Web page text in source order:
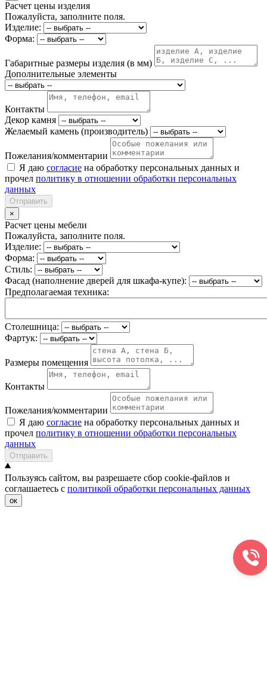
Расчет цены изделия
Пожалуйста, заполните поля.
Изделие:
Форма:
Габаритные размеры изделия (в мм)
Дополнительные элементы
Контакты
Декор камня
Желаемый камень (производитель)
Пожелания/комментарии
Я даю согласие на обработку персональных данных и
прочел политику в отношении обработки персональных
данных
Отправить
×
Расчет цены мебели
Пожалуйста, заполните поля.
Изделие:
Форма:
Стиль:
Фасад (наполнение дверей для шкафа-купе):
Предполагаемая техника:
Столешница:
Фартук:
Размеры помещения
Контакты
Пожелания/комментарии
Я даю согласие на обработку персональных данных и
прочел политику в отношении обработки персональных
данных
Отправить
Пользуясь сайтом, вы разрешаете сбор cookie-файлов и
соглашаетесь с политикой обработки персональных данных
ок